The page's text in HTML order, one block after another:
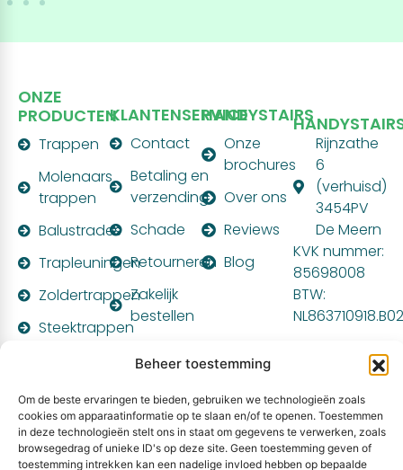
Beheer toestemming
Om de beste ervaringen te bieden, gebruiken we technologieën zoals
cookies om apparaatinformatie op te slaan en/of te openen. Toestemmen
in deze technologieën stelt ons in staat om gegevens te verwerken, zoals
browsegedrag of unieke ID's op deze site. Geen toestemming geven of
toestemming intrekken kan een nadelige invloed hebben op bepaalde
ONZE
PRODUCTEN
Trappen
Molenaars
trappen
Balustrades
Trapleuningen
Zoldertrappen
Steektrappen
KLANTENSERVICE
Contact
Betaling en
verzending
Schade
Retourneren
Zakelijk
bestellen
HANDYSTAIRS
Onze
brochures
Over ons
Reviews
Blog
Rijnzathe
6
(verhuisd)
3454PV
De Meern
KVK nummer:
85698008
BTW:
NL863710918.B02